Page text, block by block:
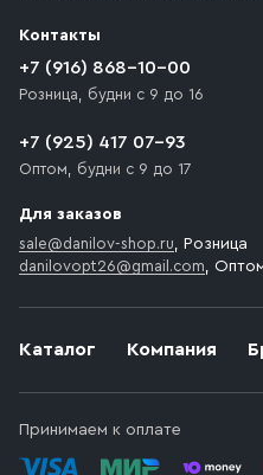
Каталог Компания
Принимаем к оплате
Контакты
+7 (916) 868-10-00
Розница, будни с 9 до 16
+7 (925) 417 07-93
Оптом, будни с 9 до 17
Для заказов
sale@danilov-shop.ru, Розница
danilovopt26@gmail.com,